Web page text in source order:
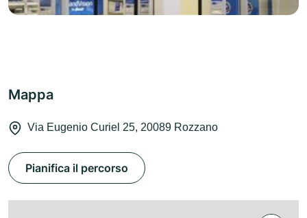
Mappa
Via Eugenio Curiel 25, 20089 Rozzano
Pianifica il percorso